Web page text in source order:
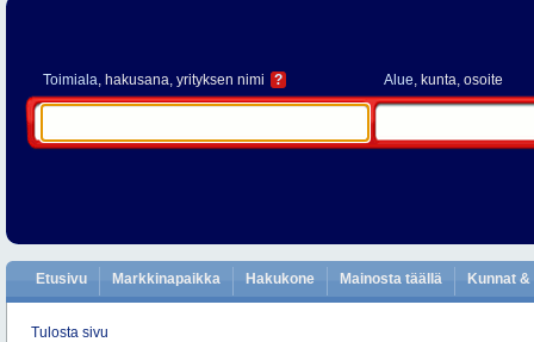
Toimiala, hakusana, yrityksen nimi ? Alue, kunta, osoite
Etusivu Markkinapaikka Hakukone Mainosta täällä Kunnat
Tulosta sivu